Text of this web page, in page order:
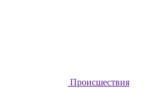
Происшествия